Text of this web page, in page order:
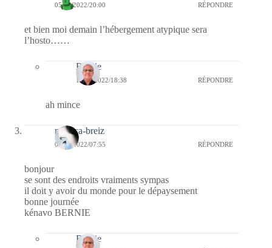
05/04/2022/20:00 RÉPONDRE
et bien moi demain l’hébergement atypique sera
l’hosto……
Bernie
11/04/2022/18:38 RÉPONDRE
ah mince
monica-breiz
05/04/2022/07:55 RÉPONDRE
bonjour
se sont des endroits vraiments sympas
il doit y avoir du monde pour le dépaysement
bonne journée
kénavo BERNIE
Bernie